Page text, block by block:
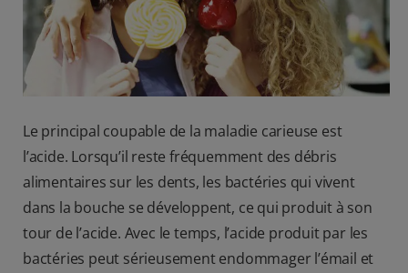
FR (FR)
S’INSCRIRE
Le principal coupable de la maladie carieuse est
l’acide. Lorsqu’il reste fréquemment des débris
alimentaires sur les dents, les bactéries qui vivent
dans la bouche se développent, ce qui produit à son
tour de l’acide. Avec le temps, l’acide produit par les
bactéries peut sérieusement endommager l’émail et